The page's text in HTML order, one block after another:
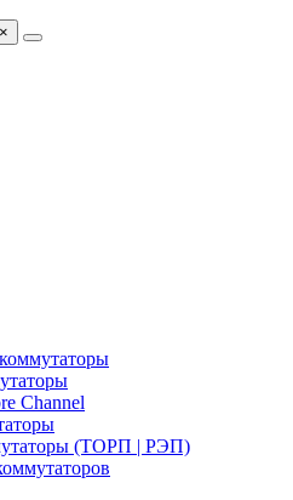
×
Channel
(ТОРП | РЭП)